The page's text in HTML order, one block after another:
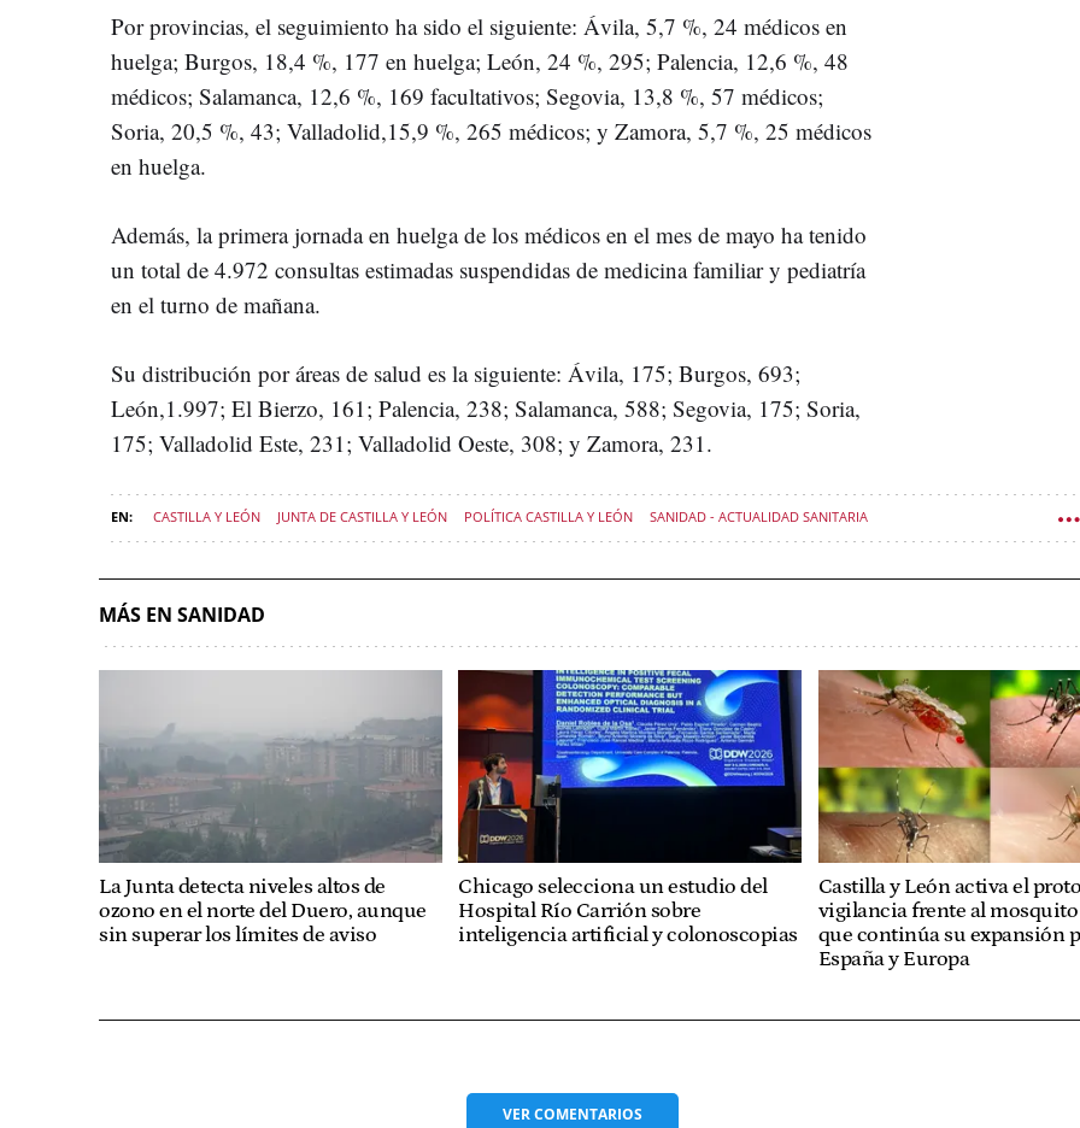
Por provincias, el seguimiento ha sido el siguiente: Ávila, 5,7 %, 24 médicos en
huelga; Burgos, 18,4 %, 177 en huelga; León, 24 %, 295; Palencia, 12,6 %, 48
médicos; Salamanca, 12,6 %, 169 facultativos; Segovia, 13,8 %, 57 médicos;
Soria, 20,5 %, 43; Valladolid,15,9 %, 265 médicos; y Zamora, 5,7 %, 25 médicos
en huelga.
Además, la primera jornada en huelga de los médicos en el mes de mayo ha tenido
un total de 4.972 consultas estimadas suspendidas de medicina familiar y pediatría
en el turno de mañana.
Su distribución por áreas de salud es la siguiente: Ávila, 175; Burgos, 693;
León,1.997; El Bierzo, 161; Palencia, 238; Salamanca, 588; Segovia, 175; Soria,
175; Valladolid Este, 231; Valladolid Oeste, 308; y Zamora, 231.
CASTILLA Y LEÓN JUNTA DE CASTILLA Y LEÓN POLÍTICA CASTILLA Y LEÓN SANIDAD - ACTUALIDAD SANITARIA
MÁS EN SANIDAD
La Junta detecta niveles altos de
ozono en el norte del Duero, aunque
sin superar los límites de aviso
Chicago selecciona un estudio del
Hospital Río Carrión sobre
inteligencia artificial y colonoscopias
Castilla y León activa el
vigilancia frente al
que continúa su expansión
España y Europa
VERCOMENTARIOS